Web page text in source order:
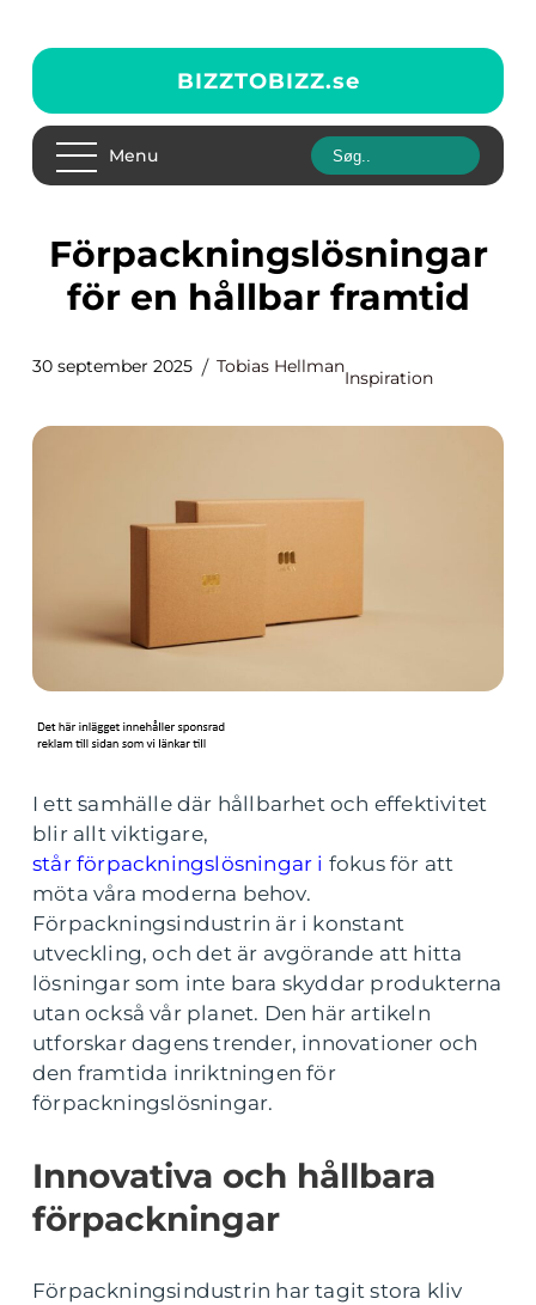
BIZZTOBIZZ.se
Menu
Förpackningslösningar
för en hållbar framtid
30 september 2025 Tobias Hellman
Inspiration
I ett samhälle där hållbarhet och effektivitet
blir allt viktigare,
står förpackningslösningar i fokus för att
möta våra moderna behov.
Förpackningsindustrin är i konstant
utveckling, och det är avgörande att hitta
lösningar som inte bara skyddar produkterna
utan också vår planet. Den här artikeln
utforskar dagens trender, innovationer och
den framtida inriktningen för
förpackningslösningar.
Innovativa och hållbara
förpackningar
Förpackningsindustrin har tagit stora kliv